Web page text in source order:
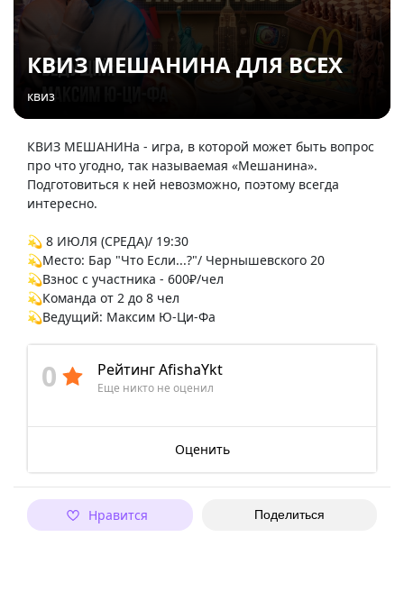
КВИЗ МЕШАНИНА ДЛЯ ВСЕХ
квиз
КВИЗ МЕШАНИНа - игра, в которой может быть вопрос
про что угодно, так называемая «Мешанина».
Подготовиться к ней невозможно, поэтому всегда
интересно.
💫 8 ИЮЛЯ (СРЕДА)/ 19:30
💫Место: Бар "Что Если...?"/ Чернышевского 20
💫Взнос с участника - 600₽/чел
💫Команда от 2 до 8 чел
💫Ведущий: Максим Ю-Ци-Фа
0 Рейтинг AfishaYkt
Еще никто не оценил
Оценить
Нравится Поделиться